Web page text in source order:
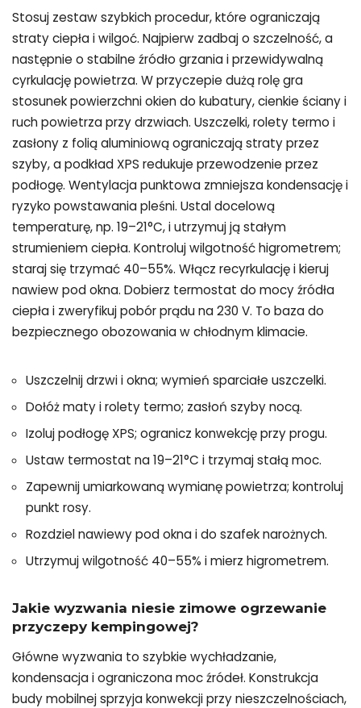
Stosuj zestaw szybkich procedur, które ograniczają
straty ciepła i wilgoć. Najpierw zadbaj o szczelność, a
następnie o stabilne źródło grzania i przewidywalną
cyrkulację powietrza. W przyczepie dużą rolę gra
stosunek powierzchni okien do kubatury, cienkie ściany i
ruch powietrza przy drzwiach. Uszczelki, rolety termo i
zasłony z folią aluminiową ograniczają straty przez
szyby, a podkład XPS redukuje przewodzenie przez
podłogę. Wentylacja punktowa zmniejsza kondensację i
ryzyko powstawania pleśni. Ustal docelową
temperaturę, np. 19–21°C, i utrzymuj ją stałym
strumieniem ciepła. Kontroluj wilgotność higrometrem;
staraj się trzymać 40–55%. Włącz recyrkulację i kieruj
nawiew pod okna. Dobierz termostat do mocy źródła
ciepła i zweryfikuj pobór prądu na 230 V. To baza do
bezpiecznego obozowania w chłodnym klimacie.
Uszczelnij drzwi i okna; wymień sparciałe uszczelki.
Dołóż maty i rolety termo; zasłoń szyby nocą.
Izoluj podłogę XPS; ogranicz konwekcję przy progu.
Ustaw termostat na 19–21°C i trzymaj stałą moc.
Zapewnij umiarkowaną wymianę powietrza; kontroluj
punkt rosy.
Rozdziel nawiewy pod okna i do szafek narożnych.
Utrzymuj wilgotność 40–55% i mierz higrometrem.
Jakie wyzwania niesie zimowe ogrzewanie
przyczepy kempingowej?
Główne wyzwania to szybkie wychładzanie,
kondensacja i ograniczona moc źródeł. Konstrukcja
budy mobilnej sprzyja konwekcji przy nieszczelnościach,